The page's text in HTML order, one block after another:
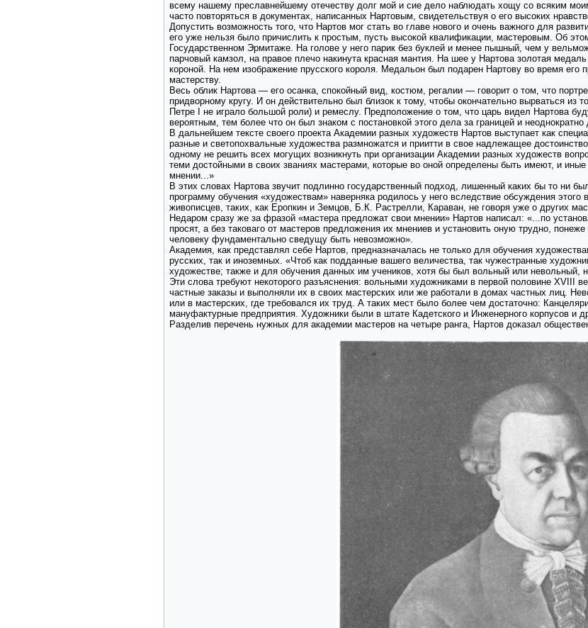
всему нашему преславнейшему отечеству долг мой и сие дело наблюдать хощу со всяким
часто повторяться в документах, написанных Нартовым, свидетельствуя о его высоких
Допустить возможность того, что Нартов мог стать во главе нового и очень важного для
его уже нельзя было причислить к простым, пусть высокой квалификации, мастеровым. Об
Государственном Эрмитаже. На голове у него парик без буклей и менее пышный, чем у
парчовый камзол, на правое плечо накинута красная мантия. На шее у Нартова золотая
короной. На нем изображение прусского короля. Медальон был подарен Нартову во время его
мастерству.
Весь облик Нартова — его осанка, спокойный вид, костюм, регалии — говорит о том, что
придворному кругу. И он действительно был близок к тому, чтобы окончательно вырваться
Петре I не играло большой роли) и ремеслу. Предположение о том, что царь видел Нартова
вероятным, тем более что он был знаком с постановкой этого дела за границей и
В дальнейшем тексте своего проекта Академии разных художеств Нартов выступает как
разные и светопохвальные художества размножатся и приитти в свое надлежащее
одному не решить всех могущих возникнуть при организации Академии разных художеств
теми достойными в своих званиях мастерами, которые во оной определены быть имеют, и
мнении...»
В этих словах Нартова звучит подлинно государственный подход, лишенный каких бы то ни
программу обучения «художествам» наверняка родилось у него вследствие обсуждения этого
живописцев, таких, как Еропкин и Земцов, Б.К. Растрелли, Караван, не говоря уже о других
Недаром сразу же за фразой «мастера предложат свои мнении» Нартов написал: «...по
просят, а без таковаго от мастеров предложения их мнениев и установить оную трудно,
человеку фундаментально сведущу быть невозможно».
Академия, как представлял себе Нартов, предназначалась не только для обучения
русских, так и иноземных. «Чтоб как подданные вашего величества, так чужестранные
художестве; также и для обучения данных им учеников, хотя бы был вольный или невольный,
Эти слова требуют некоторого разъяснения: вольными художниками в первой половине XVIII
частные заказы и выполняли их в своих мастерских или же работали в домах частных лиц.
или в мастерских, где требовался их труд. А таких мест было более чем достаточно:
мануфактурные предприятия. Художники были в штате Кадетского и Инженерного корпусов и
Разделив перечень нужных для академии мастеров на четыре ранга, Нартов доказал